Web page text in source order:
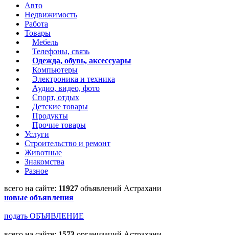
Авто
Недвижимость
Работа
Товары
Мебель
Телефоны, связь
Одежда, обувь, аксессуары
Компьютеры
Электроника и техника
Аудио, видео, фото
Спорт, отдых
Детские товары
Продукты
Прочие товары
Услуги
Строительство и ремонт
Животные
Знакомства
Разное
всего на сайте: 11927 объявлений Астрахани
новые объявления
подать ОБЪЯВЛЕНИЕ